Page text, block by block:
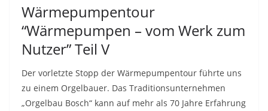
Wärmepumpentour
“Wärmepumpen – vom Werk zum
Nutzer” Teil V
Der vorletzte Stopp der Wärmepumpentour führte uns
zu einem Orgelbauer. Das Traditionsunternehmen
„Orgelbau Bosch“ kann auf mehr als 70 Jahre Erfahrung